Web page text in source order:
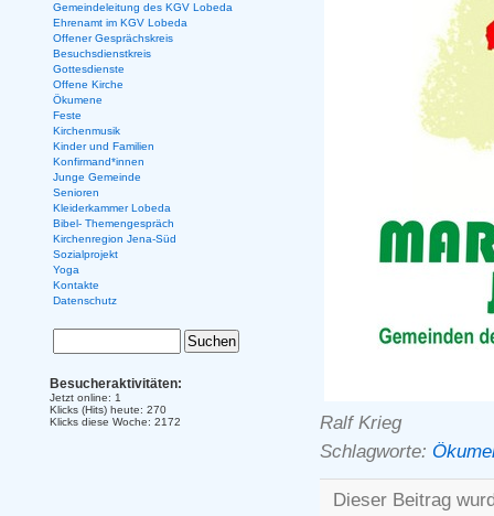
Ralf Krieg
Schlagworte:
Dieser Beitrag
Gemeindeleitung des KGV Lobeda
Ehrenamt im KGV Lobeda
Offener Gesprächskreis
Besuchsdienstkreis
Gottesdienste
Offene Kirche
Ökumene
Feste
Kirchenmusik
Kinder und Familien
Konfirmand*innen
Junge Gemeinde
Senioren
Kleiderkammer Lobeda
Bibel- Themengespräch
Kirchenregion Jena-Süd
Sozialprojekt
Yoga
Kontakte
Datenschutz
Besucheraktivitäten:
Jetzt online: 1
Klicks (Hits) heute: 270
Klicks diese Woche: 2172